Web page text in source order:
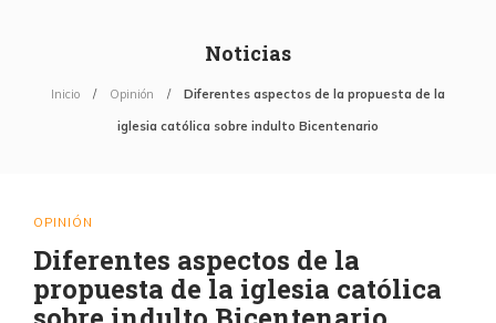
Noticias
Inicio Opinión Diferentes aspectos de la propuesta de la
iglesia católica sobre indulto Bicentenario
OPINIÓN
Diferentes aspectos de la
propuesta de la iglesia católica